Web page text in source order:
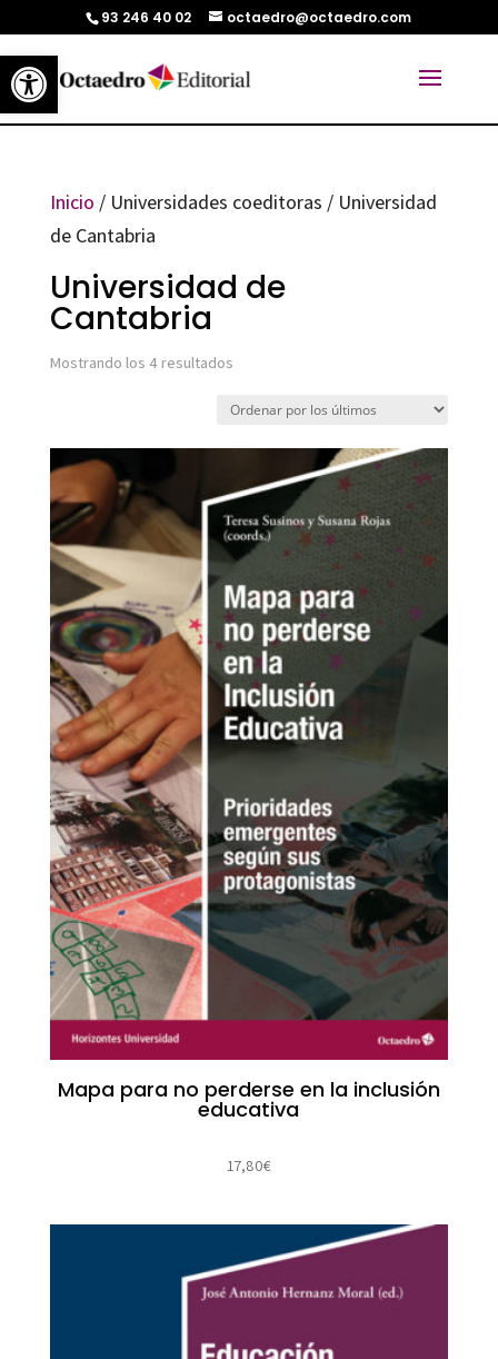
Abrir barra de herramientas
93 246 40 02 octaedro@octaedro.com
Inicio / Universidades coeditoras / Universidad
de Cantabria
Universidad de
Cantabria
Mostrando los 4 resultadosOrdenado
Mapa para no perderse en la inclusión
educativa
17,80€